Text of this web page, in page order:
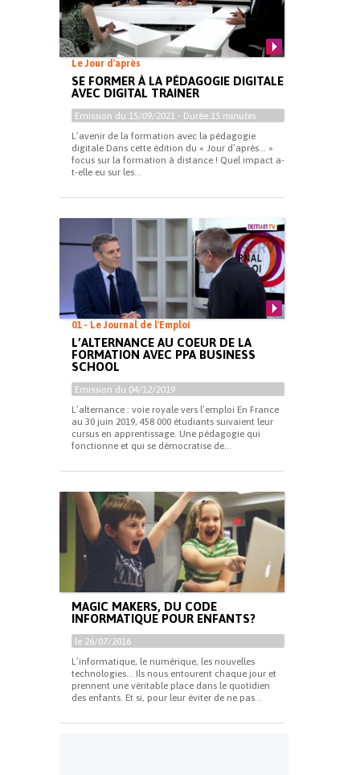
Le Jour d'après
SE FORMER À LA PÉDAGOGIE DIGITALE
AVEC DIGITAL TRAINER
Emission du 15/09/2021 - Durée 15 minutes
L’avenir de la formation avec la pédagogie
digitale Dans cette édition du « Jour d’après… »
focus sur la formation à distance ! Quel impact a-
t-elle eu sur les...
01 - Le Journal de l'Emploi
L’ALTERNANCE AU COEUR DE LA
FORMATION AVEC PPA BUSINESS
SCHOOL
Emission du 04/12/2019
L’alternance : voie royale vers l’emploi En France
au 30 juin 2019, 458 000 étudiants suivaient leur
cursus en apprentissage. Une pédagogie qui
fonctionne et qui se démocratise de...
MAGIC MAKERS, DU CODE
INFORMATIQUE POUR ENFANTS?
le 26/07/2016
L’informatique, le numérique, les nouvelles
technologies… Ils nous entourent chaque jour et
prennent une véritable place dans le quotidien
des enfants. Et si, pour leur éviter de ne pas...